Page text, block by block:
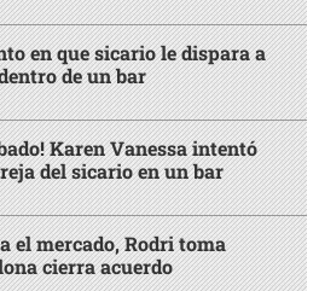
en que sicario le dispara a
de un bar
Karen Vanessa intentó
del sicario en un bar
el mercado, Rodri toma
cierra acuerdo